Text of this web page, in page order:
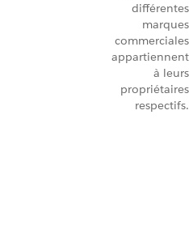
différentes
marques
commerciales
appartiennent
à leurs
propriétaires
respectifs.